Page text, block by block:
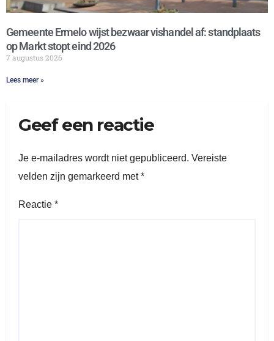
Gemeente Ermelo wijst bezwaar vishandel af: standplaats
op Markt stopt eind 2026
7 augustus 2026
Lees meer »
Geef een reactie
Je e-mailadres wordt niet gepubliceerd. Vereiste
velden zijn gemarkeerd met*
Reactie *